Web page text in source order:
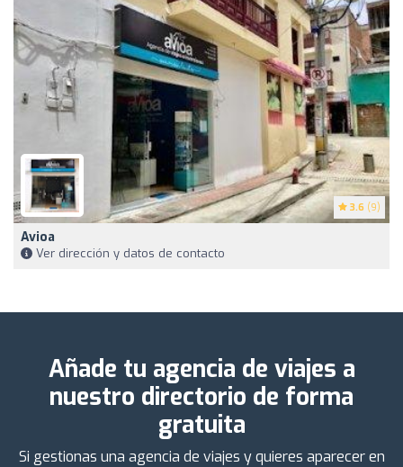
3.6 (9)
Avioa
Ver dirección y datos de contacto
Añade tu agencia de viajes a
nuestro directorio de forma
gratuita
Si gestionas una agencia de viajes y quieres aparecer en